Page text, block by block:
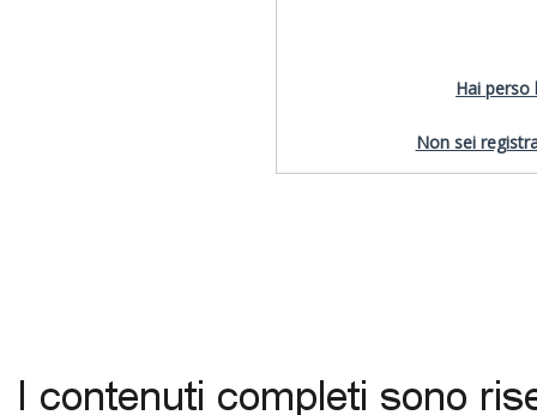
Hai perso
Non sei